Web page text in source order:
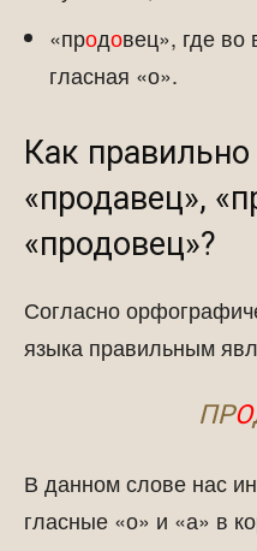
«продовец», где во
гласная «о».
Как
«продавец»,
«продовец»?
Согласно
языка правильным
ПРО
В данном слове нас
гласные «о» и «а» в